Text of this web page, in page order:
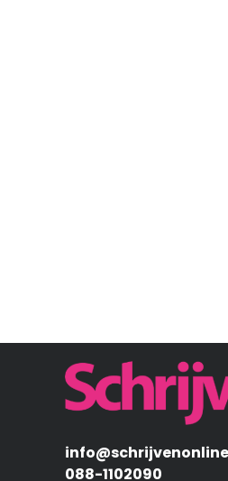
Afbeelding
088-1102090